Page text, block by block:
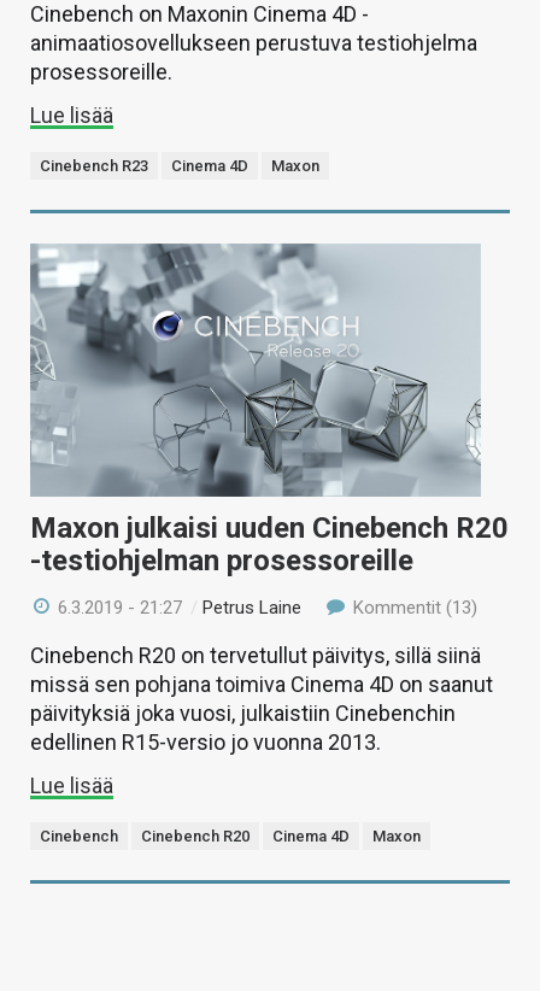
Cinebench on Maxonin Cinema 4D -
animaatiosovellukseen perustuva testiohjelma
prosessoreille.
Lue lisää
Cinebench R23 Cinema 4D Maxon
Maxon julkaisi uuden Cinebench R20
-testiohjelman prosessoreille
6.3.2019 - 21:27 / Petrus Laine Kommentit (13)
Cinebench R20 on tervetullut päivitys, sillä siinä
missä sen pohjana toimiva Cinema 4D on saanut
päivityksiä joka vuosi, julkaistiin Cinebenchin
edellinen R15-versio jo vuonna 2013.
Lue lisää
Cinebench Cinebench R20 Cinema 4D Maxon